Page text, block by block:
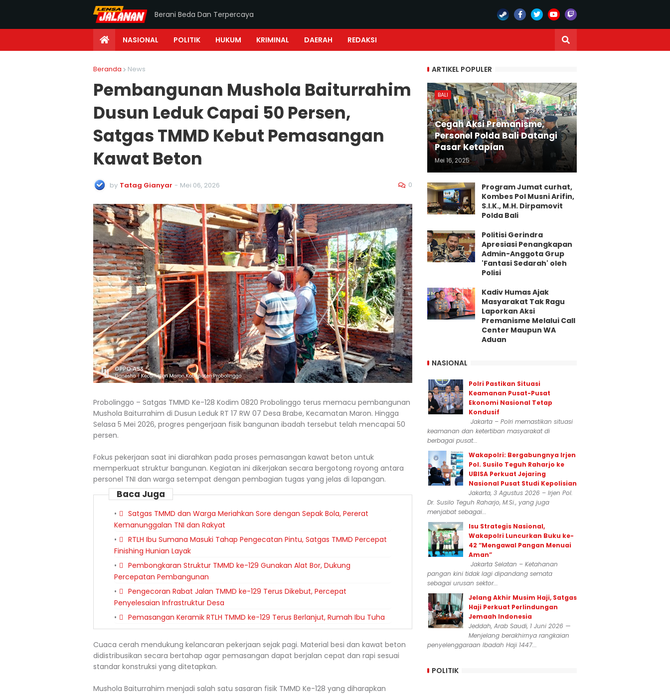
Berani Beda Dan Terpercaya
NASIONAL POLITIK HUKUM KRIMINAL DAERAH REDAKSI
Beranda News
Pembangunan Mushola Baiturrahim
Dusun Leduk Capai 50 Persen,
Satgas TMMD Kebut Pemasangan
Kawat Beton
by Tatag Gianyar - Mei 06, 2026 0
Probolinggo – Satgas TMMD Ke-128 Kodim 0820 Probolinggo terus memacu pembangunan
Mushola Baiturrahim di Dusun Leduk RT 17 RW 07 Desa Brabe, Kecamatan Maron. Hingga
Selasa 5 Mei 2026, progres pengerjaan fisik bangunan ibadah tersebut telah mencapai 50
persen.
Fokus pekerjaan saat ini diarahkan pada proses pemasangan kawat beton untuk
memperkuat struktur bangunan. Kegiatan ini dikerjakan secara bergotong royong antara
personel TNI dan warga setempat dengan pembagian tugas yang jelas di lapangan.
Baca Juga
Satgas TMMD dan Warga Meriahkan Sore dengan Sepak Bola, Pererat
Kemanunggalan TNI dan Rakyat
RTLH Ibu Sumana Masuki Tahap Pengecatan Pintu, Satgas TMMD Percepat
Finishing Hunian Layak
Pembongkaran Struktur TMMD ke-129 Gunakan Alat Bor, Dukung
Percepatan Pembangunan
Pengecoran Rabat Jalan TMMD ke-129 Terus Dikebut, Percepat
Penyelesaian Infrastruktur Desa
Pemasangan Keramik RTLH TMMD ke-129 Terus Berlanjut, Rumah Ibu Tuha
Cuaca cerah mendukung kelancaran pekerjaan sejak pagi. Material besi dan kawat beton
didistribusikan secara bertahap agar pemasangan dapat berjalan cepat dan rapi sesuai
standar konstruksi yang ditetapkan.
Mushola Baiturrahim menjadi salah satu sasaran fisik TMMD Ke-128 yang diharapkan
ARTIKEL POPULER
BALI
Cegah Aksi Premanisme,
Personel Polda Bali Datangi
Pasar Ketapian
Mei 16, 2025
Program Jumat curhat,
Kombes Pol Musni Arifin,
S.I.K., M.H. Dirpamovit
Polda Bali
Politisi Gerindra
Apresiasi Penangkapan
Admin-Anggota Grup
'Fantasi Sedarah' oleh
Polisi
Kadiv Humas Ajak
Masyarakat Tak Ragu
Laporkan Aksi
Premanisme Melalui Call
Center Maupun WA
Aduan
NASIONAL
Polri Pastikan Situasi
Keamanan Pusat-Pusat
Ekonomi Nasional Tetap
Kondusif
Jakarta – Polri memastikan situasi
keamanan dan ketertiban masyarakat di
berbagai pusat...
Wakapolri: Bergabungnya Irjen
Pol. Susilo Teguh Raharjo ke
UBISA Perkuat Jejaring
Nasional Pusat Studi Kepolisian
Jakarta, 3 Agustus 2026 – Irjen Pol.
Dr. Susilo Teguh Raharjo, M.Si., yang juga
menjabat sebagai...
Isu Strategis Nasional,
Wakapolri Luncurkan Buku ke-
42 “Mengawal Pangan Menuai
Aman”
Jakarta Selatan – Ketahanan
pangan kini tidak lagi dipandang semata
sebagai urusan sektor...
Jelang Akhir Musim Haji, Satgas
Haji Perkuat Perlindungan
Jemaah Indonesia
Jeddah, Arab Saudi, 1 Juni 2026 —
Menjelang berakhirnya rangkaian
penyelenggaraan Ibadah Haji 1447...
POLITIK